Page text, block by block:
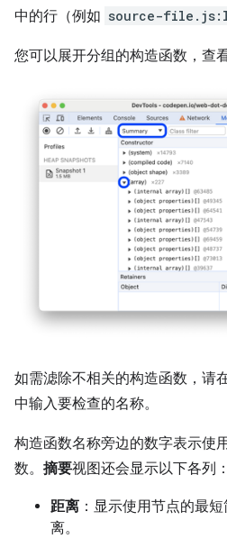
中的行（例如 source-
您可以展开分组的构造函数，查
如需滤除不相关的构造函数，请
中输入要检查的名称。
构造函数名称旁边的数字表示使
数。 摘要视图还会显示以下各列：
距离 ：显示使用节点的最
离。